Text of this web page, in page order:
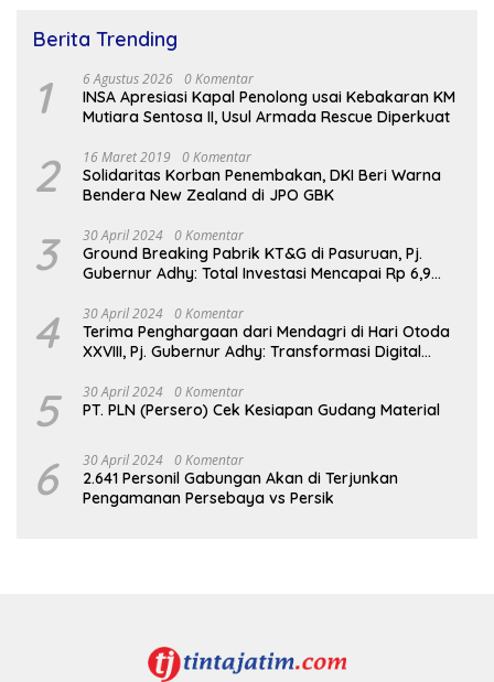
Berita Trending
1 6 Agustus 2026 0 Komentar
INSA Apresiasi Kapal Penolong usai Kebakaran KM
Mutiara Sentosa II, Usul Armada Rescue Diperkuat
2 16 Maret 2019 0 Komentar
Solidaritas Korban Penembakan, DKI Beri Warna
Bendera New Zealand di JPO GBK
3 30 April 2024 0 Komentar
Ground Breaking Pabrik KT&G di Pasuruan, Pj.
Gubernur Adhy: Total Investasi Mencapai Rp 6,9
4 30 April 2024 0 Komentar
Terima Penghargaan dari Mendagri di Hari Otoda
XXVIII, Pj. Gubernur Adhy: Transformasi Digital
Keberhasilan Jatim
5 30 April 2024 0 Komentar
PT. PLN (Persero) Cek Kesiapan Gudang Material
6 30 April 2024 0 Komentar
2.641 Personil Gabungan Akan di Terjunkan
Pengamanan Persebaya vs Persik